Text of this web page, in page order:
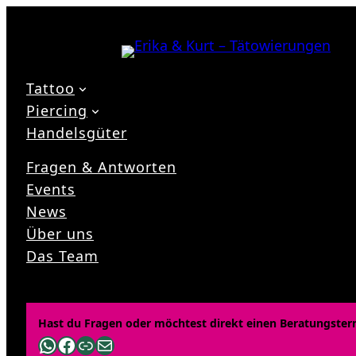
Tattoo
Piercing
Handelsgüter
Fragen & Antworten
Events
News
Über uns
Das Team
Hast du Fragen oder möchtest direkt einen
WhatsApp
Facebook
Link
E-Mail